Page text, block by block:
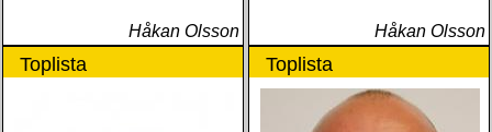
Håkan Olsson Håkan Olsson
Toplista Toplista